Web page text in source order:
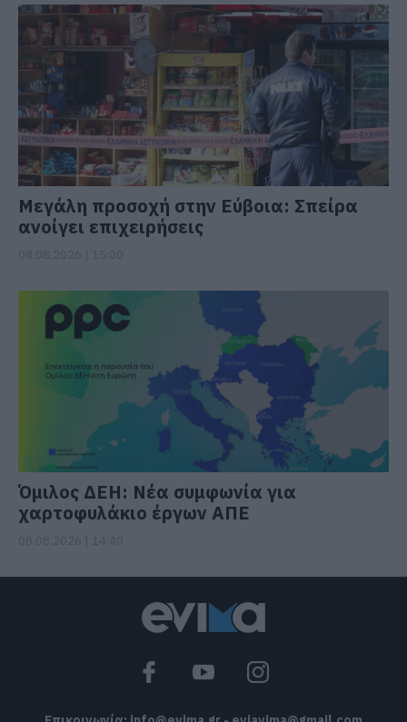
Μεγάλη προσοχή στην Εύβοια: Σπείρα
ανοίγει επιχειρήσεις
Όμιλος ΔΕΗ: Νέα συμφωνία για
χαρτοφυλάκιο έργων ΑΠΕ